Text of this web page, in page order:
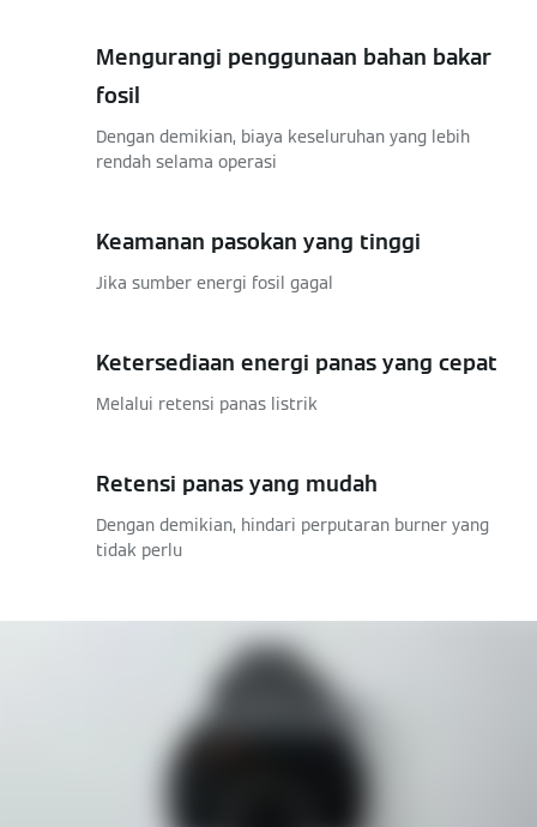
Mengurangi penggunaan bahan bakar
fosil
Dengan demikian, biaya keseluruhan yang lebih
rendah selama operasi
Keamanan pasokan yang tinggi
Jika sumber energi fosil gagal
Ketersediaan energi panas yang cepat
Melalui retensi panas listrik
Retensi panas yang mudah
Dengan demikian, hindari perputaran burner yang
tidak perlu